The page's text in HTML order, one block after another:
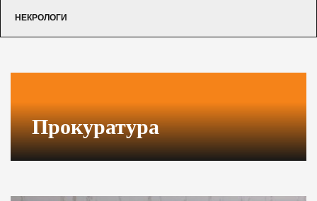
НЕКРОЛОГИ
Прокуратура